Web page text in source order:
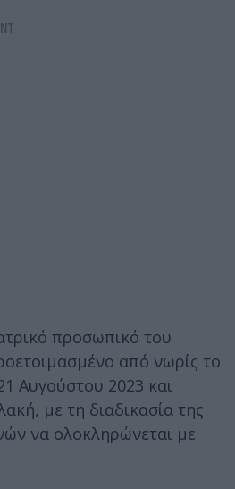
προσωπικό του
από νωρίς το
Αυγούστου 2023 και
με τη διαδικασία της
να ολοκληρώνεται με